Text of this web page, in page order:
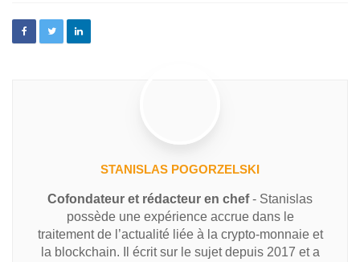
STANISLAS POGORZELSKI
Cofondateur et rédacteur en chef- Stanislas
possède une expérience accrue dans le
traitement de l’actualité liée à la crypto-monnaie et
la blockchain. Il écrit sur le sujet depuis 2017 et a